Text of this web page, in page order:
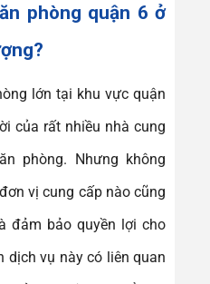
phòng quận 6 ở
lớn tại khu vực quận
của rất nhiều nhà cung
phòng. Nhưng không
vị cung cấp nào cũng
đảm bảo quyền lợi cho
dịch vụ này có liên quan